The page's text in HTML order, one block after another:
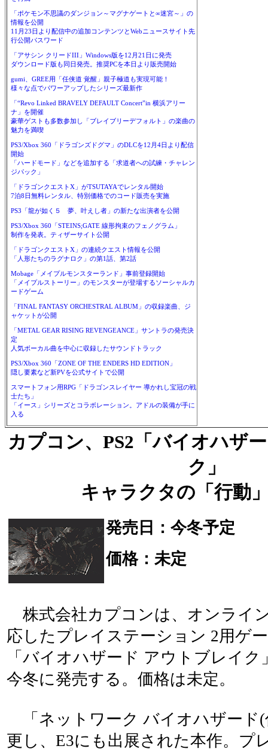
「ポケモン不思議のダンジョン～マグナゲートと∞迷宮～」の
情報を公開
11月23日より配信中の追加コンテンツとWebニュースサイト先
行公開パスワード
「アサシン クリードIII」Windows版を12月21日に発売
ダウンロード版も同日発売。推奨PCを本日より販売開始
gumi、GREE用「任侠道 覚醒」親子極道も実現可能！
様々な点でパワーアップしたシリーズ最新作
「“Revo Linked BRAVELY DEFAULT Concert”in 横浜アリー
ナ」を開催
豪華ゲストも多数参加し「ブレイブリーデフォルト」の楽曲の
魅力を満喫
PS3/Xbox 360「ドラゴンズドグマ」のDLCを12月4日より配信
開始
「ハードモード」などを追加する「求道者への試練・チャレン
ジパック」
「ドラゴンクエストX」がTSUTAYAでレンタル開始
7泊8日無料レンタル、特別価格でのコード販売を実施
PS3「龍が如く５ 夢、叶えし者」の新たな出演者を公開
PS3/Xbox 360「STEINS;GATE 線形拘束のフェノグラム」
制作を発表。ティザーサイト公開
「ドラゴンクエストX」の連続クエスト情報を公開
「人形たちのラグナロク」の第1話、第2話
Mobage「メイプルモンスターランド」事前登録開始
「メイプルストーリー」のモンスターが登場するソーシャルカ
ードゲーム
「FINAL FANTASY ORCHESTRAL ALBUM」の収録楽曲、ジ
ャケットが公開
「METAL GEAR RISING REVENGEANCE」サントラの発売決
定
人気ボーカル曲を中心に収録したサウンドトラック
PS3/Xbox 360「ZONE OF THE ENDERS HD EDITION」
隠し要素など新PVを公式サイトで公開
スマートフォン用RPG「ドラゴンスレイヤー 導かれし宝冠の戦
士たち」
「イース」シリーズとコラボレーション。アドルの装備が手に
入る
カプコン、PS2「バイオハザ
ク」
キャラクタの「行動
発売日：今冬予定
価格：未定
株式会社カプコンは、オンライ
応したプレイステーション 2用ゲ
「バイオハザード アウトブレイク
今冬に発売する。価格は未定。
「ネットワーク バイオハザード(
更し、E3にも出展された本作。プ